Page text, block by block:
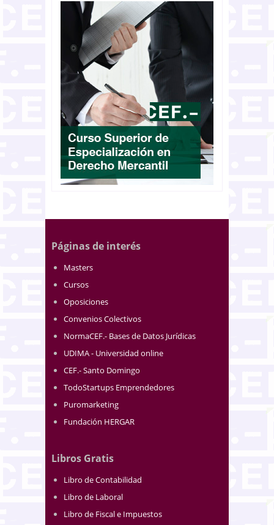
Páginas de interés
Masters
Cursos
Oposiciones
Convenios Colectivos
NormaCEF.- Bases de Datos Jurídicas
UDIMA - Universidad online
CEF.- Santo Domingo
TodoStartups Emprendedores
Puromarketing
Fundación HERGAR
Libros Gratis
Libro de Contabilidad
Libro de Laboral
Libro de Fiscal e Impuestos